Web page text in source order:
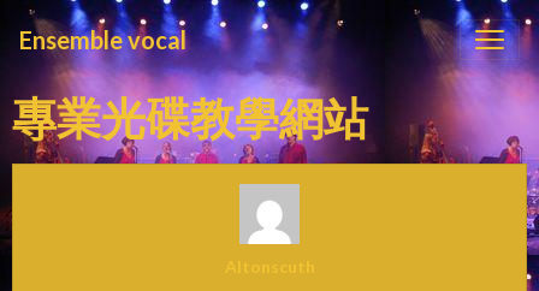
Ensemble vocal
專業光碟教學網站
Altonscuth